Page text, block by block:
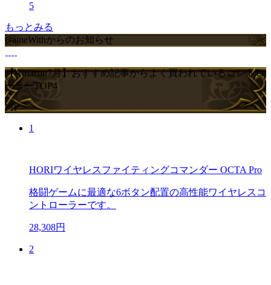
5
もっとみる
GameWithからのお知らせ
【Amazon7月】おすすめ記事からよく買われているコントロ
ーラーTOP4
PR
1
HORIワイヤレスファイティングコマンダー OCTA Pro
格闘ゲームに最適な6ボタン配置の高性能ワイヤレスコ
ントローラーです。
28,308円
2